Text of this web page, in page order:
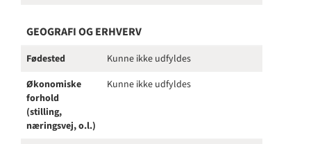
GEOGRAFI OG ERHVERV
Fødested
Kunne ikke udfyldes
Økonomiske
forhold
(stilling,
næringsvej, o.l.)
Kunne ikke udfyldes